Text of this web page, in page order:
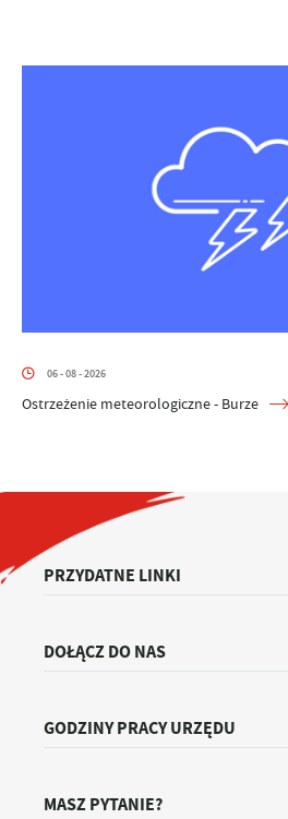
06 - 08 - 2026
Ostrzeżenie meteorologiczne - Burze
PRZYDATNE LINKI
DOŁĄCZ DO NAS
GODZINY PRACY URZĘDU
MASZ PYTANIE?